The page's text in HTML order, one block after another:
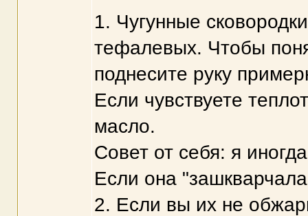
1. Чугунные
тефалевых. Чтобы
поднесите руку
Если чувствуете
масло.
Совет от себя: я
Если она
2. Если вы их не